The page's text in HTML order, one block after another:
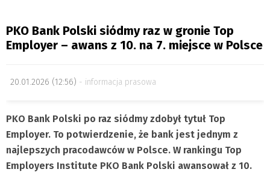
PKO Bank Polski siódmy raz w gronie Top
Employer – awans z 10. na 7. miejsce w Polsce
20.01.2026 (12:56) informacja prasowa
PKO Bank Polski po raz siódmy zdobył tytuł Top
Employer. To potwierdzenie, że bank jest jednym z
najlepszych pracodawców w Polsce. W rankingu Top
Employers Institute PKO Bank Polski awansował z 10.